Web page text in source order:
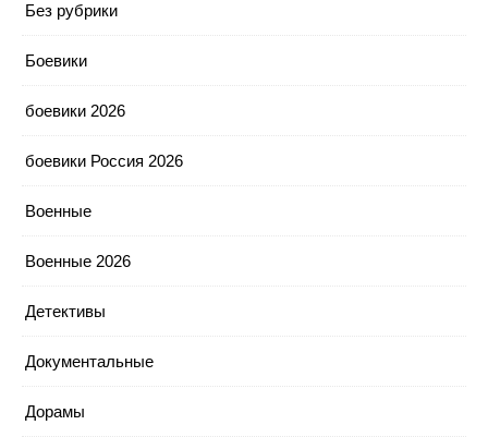
Без рубрики
Боевики
боевики 2026
боевики Россия 2026
Военные
Военные 2026
Детективы
Документальные
Дорамы